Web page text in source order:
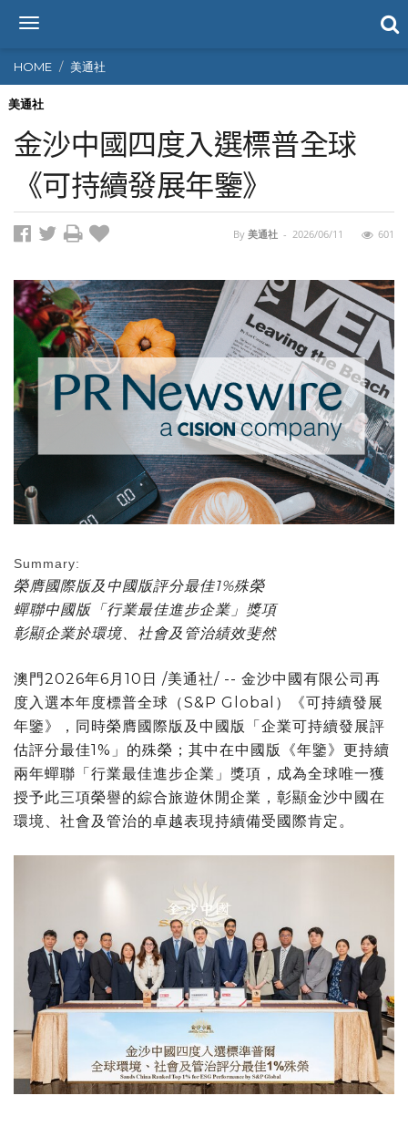
T
g
g
l
n
a
v
g
o
n
HOME 美通社
美通社
金沙中國四度入選標普全球
《可持續發展年鑒》
By 美通社 - 2026/06/11 601
Summary:
榮膺國際版及中國版評分最佳1%殊榮
蟬聯中國版「行業最佳進步企業」獎項
彰顯企業於環境、社會及管治績效斐然
澳門2026年6月10日 /美通社/ -- 金沙中國有限公司再
度入選本年度標普全球（S&P Global）《可持續發展
年鑒》，同時榮膺國際版及中國版「企業可持續發展評
估評分最佳1%」的殊榮；其中在中國版《年鑒》更持續
兩年蟬聯「行業最佳進步企業」獎項，成為全球唯一獲
授予此三項榮譽的綜合旅遊休閒企業，彰顯金沙中國在
環境、社會及管治的卓越表現持續備受國際肯定。